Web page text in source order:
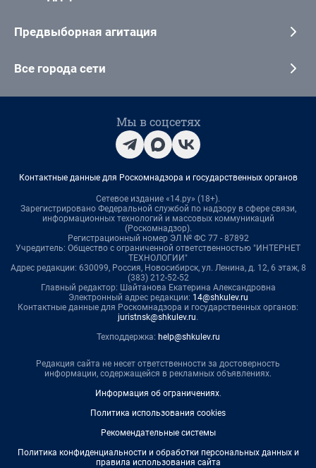
Предвыборная агитация
Все города сети
Мы в соцсетях
Контактные данные для Роскомнадзора и государственных органов
Сетевое издание «14.ру» (18+).
Зарегистрировано Федеральной службой по надзору в сфере связи,
информационных технологий и массовых коммуникаций
(Роскомнадзор).
Регистрационный номер ЭЛ № ФС 77 - 87892
Учредитель: Общество с ограниченной ответственностью "ИНТЕРНЕТ
ТЕХНОЛОГИИ"
Адрес редакции: 630099, Россия, Новосибирск, ул. Ленина, д. 12, 6 этаж, 8
(383) 212-52-52
Главный редактор: Шайтанова Екатерина Александровна
Электронный адрес редакции: 14@shkulev.ru
Контактные данные для Роскомнадзора и государственных органов:
juristnsk@shkulev.ru.
Техподдержка: help@shkulev.ru
Редакция сайта не несет ответственности за достоверность
информации, содержащейся в рекламных объявлениях.
Информация об ограничениях.
Политика использования cookies
Рекомендательные системы
Политика конфиденциальности и обработки персональных данных и
правила использования сайта